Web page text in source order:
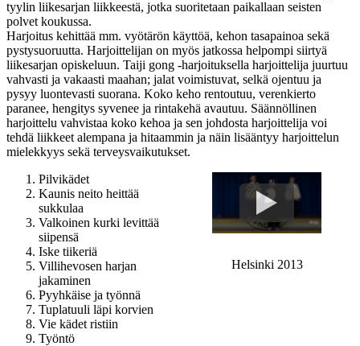
tyylin liikesarjan liikkeestä, jotka suoritetaan paikallaan seisten
polvet koukussa.
Harjoitus kehittää mm. vyötärön käyttöä, kehon tasapainoa sekä
pystysuoruutta. Harjoittelijan on myös jatkossa helpompi siirtyä
liikesarjan opiskeluun. Taiji gong -harjoituksella harjoittelija juurtuu
vahvasti ja vakaasti maahan; jalat voimistuvat, selkä ojentuu ja
pysyy luontevasti suorana. Koko keho rentoutuu, verenkierto
paranee, hengitys syvenee ja rintakehä avautuu. Säännöllinen
harjoittelu vahvistaa koko kehoa ja sen johdosta harjoittelija voi
tehdä liikkeet alempana ja hitaammin ja näin lisääntyy harjoittelun
mielekkyys sekä terveysvaikutukset.
Helsinki 2013
Pilvikädet
Kaunis neito heittää
sukkulaa
Valkoinen kurki levittää
siipensä
Iske tiikeriä
Villihevosen harjan
jakaminen
Pyyhkäise ja työnnä
Tuplatuuli läpi korvien
Vie kädet ristiin
Työntö